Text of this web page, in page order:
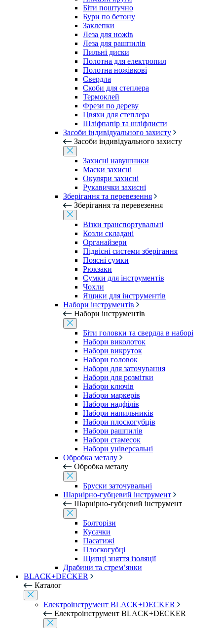
Біти поштучно
Бури по бетону
Заклепки
Леза для ножів
Леза для рашпилів
Пильні диски
Полотна для електропил
Полотна ножівкові
Свердла
Скоби для степлера
Термоклей
Фрези по дереву
Цвяхи для степлера
Шліфпапір та шліфлисти
Засоби індивідуального захисту
Засоби індивідуального захисту
Захисні навушники
Маски захисні
Окуляри захисні
Рукавички захисні
Зберігання та перевезення
Зберігання та перевезення
Візки транспортувальні
Козли складані
Органайзери
Підвісні системи зберігання
Поясні сумки
Рюкзаки
Сумки для інструментів
Чохли
Ящики для інструментів
Набори інструментів
Набори інструментів
Біти головки та свердла в наборі
Набори виколоток
Набори викруток
Набори головок
Набори для заточування
Набори для розмітки
Набори ключів
Набори маркерів
Набори надфілів
Набори напильників
Набори плоскогубців
Набори рашпилів
Набори стамесок
Набори універсальні
Обробка металу
Обробка металу
Бруски заточувальні
Шарнірно-губцевий інструмент
Шарнірно-губцевий інструмент
Болторізи
Кусачки
Пасатижі
Плоскогубці
Щипці зняття ізоляції
Драбини та стрем’янки
BLACK+DECKER
Каталог
Електроінструмент BLACK+DECKER
Електроінструмент BLACK+DECKER